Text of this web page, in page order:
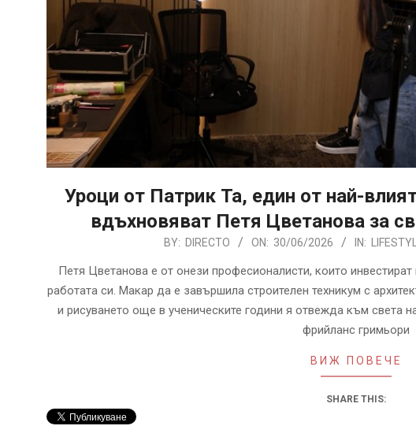
Уроци от Патрик Та, един от най-
вдъхновяват Петя Цветанова за
BY: DIRECTO ON: 30/06/2026 IN:
Петя Цветанова е от онези професионалисти, които
работата си. Макар да е завършила строителен техникум с
и рисуването още в ученическите години я отвежда към света
фрийланс гримьори
ВИЖ ПОВЕЧЕ
SHARE THIS: